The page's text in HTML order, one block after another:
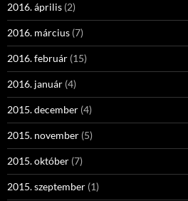
2016. április (2)
2016. március (7)
2016. február (15)
2016. január (4)
2015. december (4)
2015. november (5)
2015. október (7)
2015. szeptember (1)